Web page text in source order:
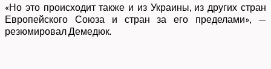
«Но это происходит также и из Украины, из других стран
Европейского Союза и стран за его пределами», —
резюмировал Демедюк.